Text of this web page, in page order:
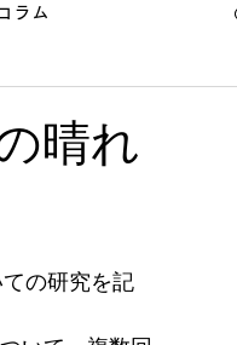
ラム
晴れ
の研究を記